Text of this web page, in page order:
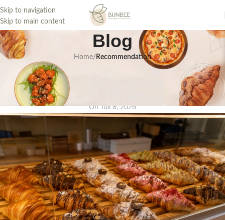
Skip to navigation
Skip to main content
Blog
Home/ Recommendation
Aneka Isian Croissant Paling
Menggoda di Bunbee Bakery
On Juli 8, 2026